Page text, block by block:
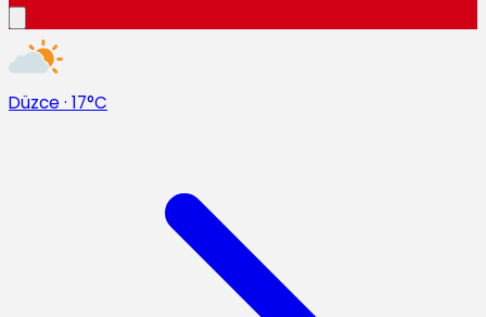
Düzce · 17°C